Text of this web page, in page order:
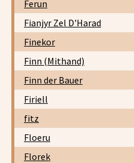
Ferun
Fianjyr Zel D'Harad
Finekor
Finn (Mithand)
Finn der Bauer
Firiell
fitz
Floeru
Florek